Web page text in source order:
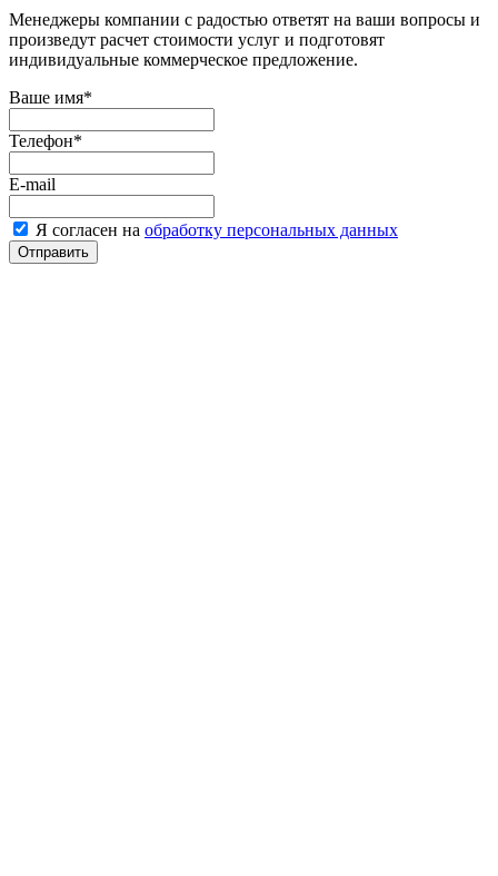
Менеджеры компании с радостью ответят на ваши вопросы и
произведут расчет стоимости услуг и подготовят
индивидуальные коммерческое предложение.
Ваше имя*
Телефон*
E-mail
Я согласен на обработку персональных данных
Отправить